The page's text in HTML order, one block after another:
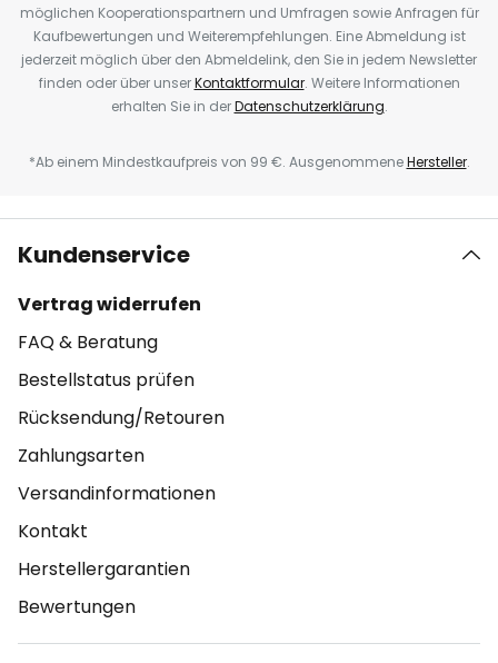
möglichen Kooperationspartnern und Umfragen sowie Anfragen für
Kaufbewertungen und Weiterempfehlungen. Eine Abmeldung ist
jederzeit möglich über den Abmeldelink, den Sie in jedem Newsletter
finden oder über unserKontaktformular. Weitere Informationen
erhalten Sie in derDatenschutzerklärung.
*Ab einem Mindestkaufpreis von 99 €. AusgenommeneHersteller.
Kundenservice
Vertrag widerrufen
FAQ & Beratung
Bestellstatus prüfen
Rücksendung/Retouren
Zahlungsarten
Versandinformationen
Kontakt
Herstellergarantien
Bewertungen